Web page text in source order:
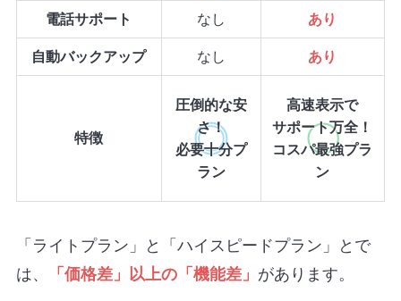
電話サポート なし あり
自動バックアップ なし あり
特徴
圧倒的な安
さ！
必要十分プ
ラン
高速表示で
サポート万全！
コスパ最強プラ
ン
「ライトプラン」と「ハイスピードプラン」とで
は、
「価格差」以上の「機能差」 があります。